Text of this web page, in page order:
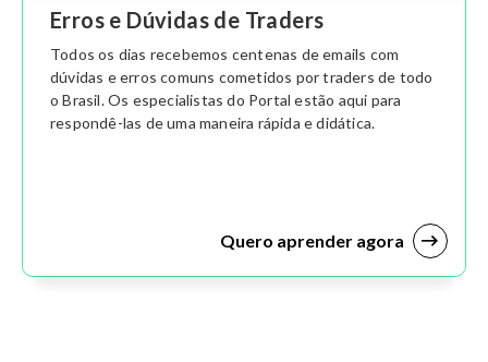
Erros e Dúvidas de Traders
Todos os dias recebemos centenas de emails com
dúvidas e erros comuns cometidos por traders de todo
o Brasil. Os especialistas do Portal estão aqui para
respondê-las de uma maneira rápida e didática.
Quero aprender agora